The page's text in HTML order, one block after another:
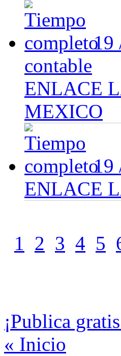
19
contable
ENLACE
MEXICO
19
ENLACE
1 2 3 4 5
¡Publica
« Inicio